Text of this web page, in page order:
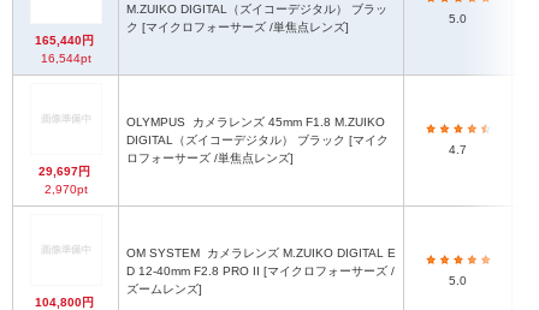
165,440円
16,544pt
M.ZUIKO DIGITAL（ズイコーデジタル） ブラッ
ク [マイクロフォーサーズ /単焦点レンズ]
5.0
29,697円
2,970pt
OLYMPUS
DIGITAL（ズイコーデジタル） ブラック [マイク
ロフォーサーズ /単焦点レンズ]
4.7
104,800円
OM SYSTEM
D 12-40mm F2.8 PRO II [マイクロフォーサーズ /
ズームレンズ]
5.0